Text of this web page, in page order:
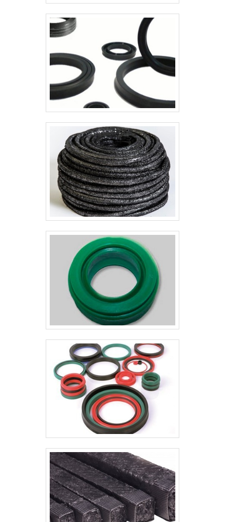
apontada de forma positiva no
segmento pela seriedade e
qualidade que garante o sucesso
dos clientes de ponta a ponta.